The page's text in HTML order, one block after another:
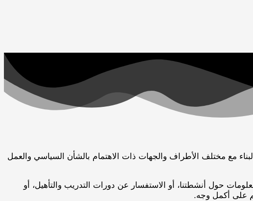
مع مختلف الأطراف والجهات ذات الاهتمام بالشأن السياسي والعمل
حول أنشطتنا، أو الاستفسار عن دورات التدريب والتأهيل، أو
على أكمل وجه.